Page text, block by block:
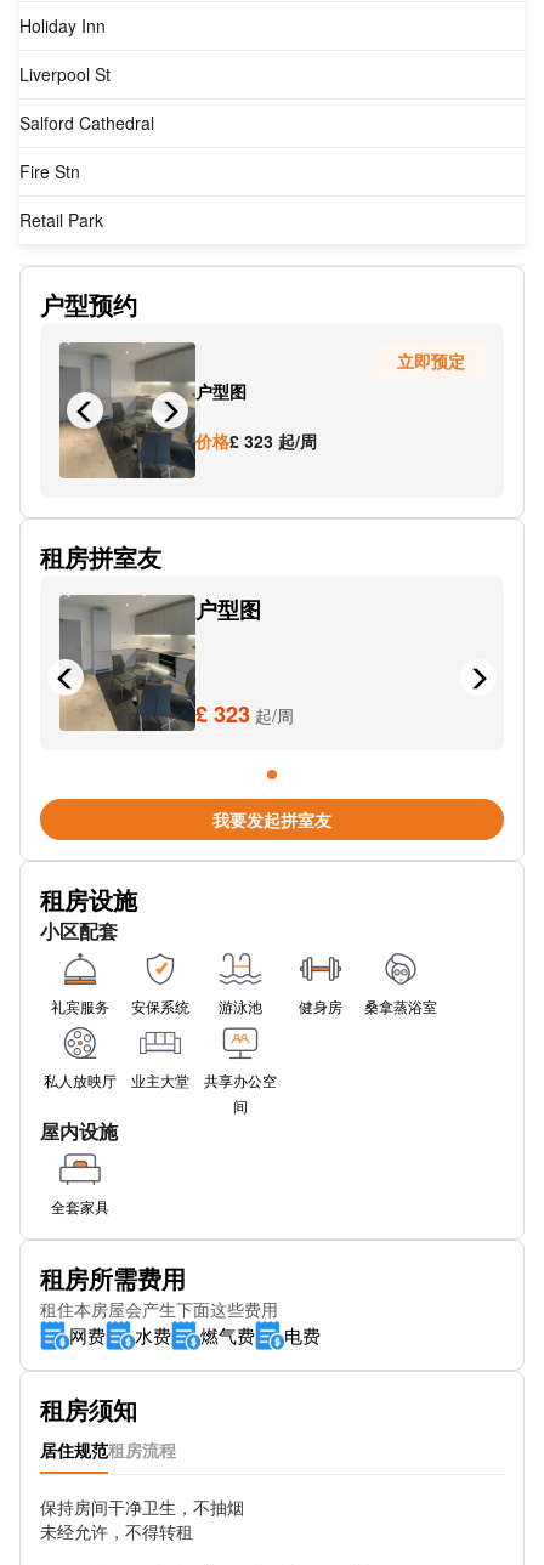
Holiday Inn
Liverpool St
Salford Cathedral
Fire Stn
Retail Park
SUBWAY
Regent Bridge
Sainsbury's
Ordsall Ln
Salford Ordsall
Water St
New Elm RD
Regent Rd
Comus St
West Charles St
Robert Hall St
Silk St
Broughton Bridge
Heath Ave
索尔福德中
Welcome Inn
Great Clowes St
Salford Stn Stop WV
索尔福德克雷森特
SUBWAY
Chapel St (Stop Wu)
Salford Univeristy
West Egerton St
户型预约
户型图
价格£ 323 起/周
立即预定
租房拼室友
户型图
£ 323 起/周
我要发起拼室友
租房设施
小区配套
礼宾服务 安保系统 游泳池 健身房 桑拿蒸浴室
私人放映厅 业主大堂
共享办公空
间
屋内设施
全套家具
租房所需费用
租住本房屋会产生下面这些费用
网费 水费 燃气费 电费
租房须知
居住规范租房流程
保持房间干净卫生，不抽烟
未经允许，不得转租